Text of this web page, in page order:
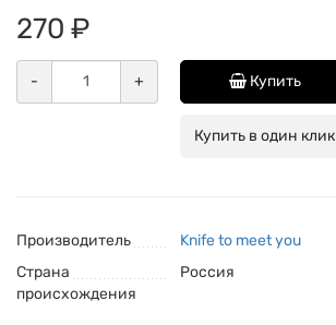
270 ₽
- + Купить
Купить в один клик
Производитель
Knife to meet you
Страна
происхождения
Россия